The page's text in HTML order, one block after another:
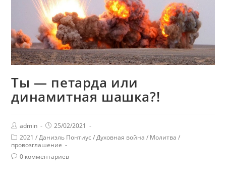
Ты — петарда или
динамитная шашка?!
admin
25/02/2021
2021 / Даниэль Понтиус / Духовная война / Молитва /
провозглашение
0 комментариев